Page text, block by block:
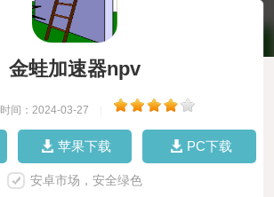
金蛙加速器npv
时间：2024-03-27
苹果下载 PC下载
安卓市场，安全绿色